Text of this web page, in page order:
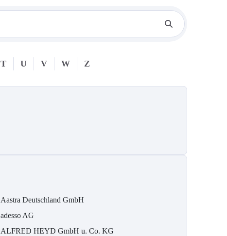
T U V W Z
Aastra Deutschland GmbH
adesso AG
ALFRED HEYD GmbH u. Co. KG